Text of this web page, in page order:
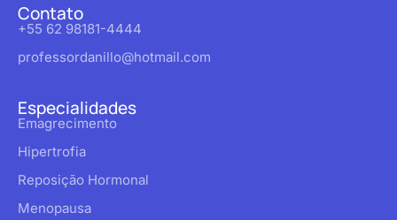
Contato
+55 62 98181-4444
professordanillo@hotmail.com
Especialidades
Emagrecimento
Hipertrofia
Reposição Hormonal
Menopausa